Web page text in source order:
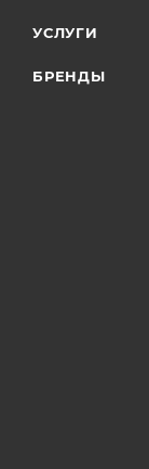
УСЛУГИ
БРЕНДЫ